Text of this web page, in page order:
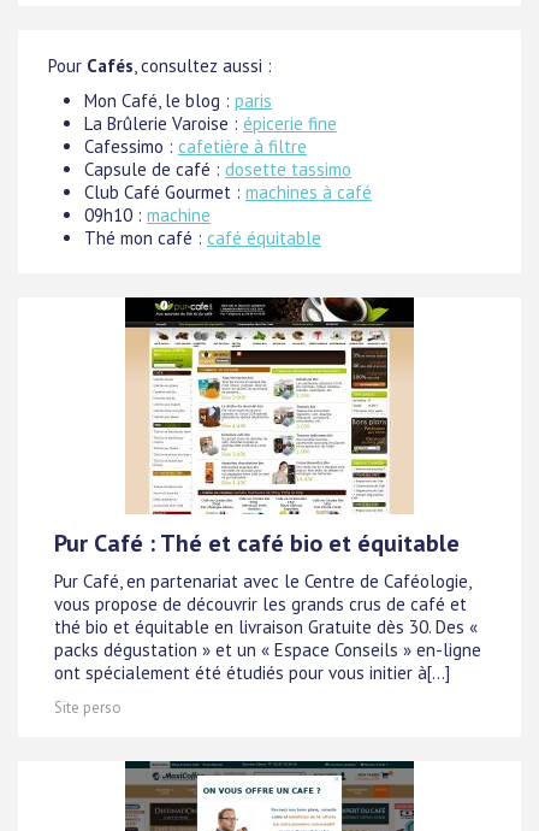
Pour Cafés , consultez aussi :
Mon Café, le blog : paris
La Brûlerie Varoise : épicerie fine
Cafessimo : cafetière à filtre
Capsule de café : dosette tassimo
Club Café Gourmet : machines à café
09h10 : machine
Thé mon café : café équitable
Pur Café : Thé et café bio et équitable
Pur Café, en partenariat avec le Centre de Caféologie,
vous propose de découvrir les grands crus de café et
thé bio et équitable en livraison Gratuite dès 30. Des «
packs dégustation » et un « Espace Conseils » en-ligne
ont spécialement été étudiés pour vous initier à[...]
Site perso